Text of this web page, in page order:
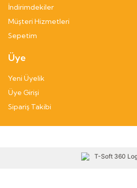
İndirimdekiler
Müşteri Hizmetleri
Sepetim
Üye
Yeni Üyelik
Üye Girişi
Sipariş Takibi